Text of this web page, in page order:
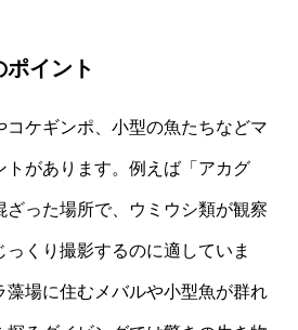
イント
コケギンポ、小型の魚たちなどマ
トがあります。例えば「アカグ
ざった場所で、ウミウシ類が観察
っくり撮影するのに適していま
藻場に住むメバルや小型魚が群れ